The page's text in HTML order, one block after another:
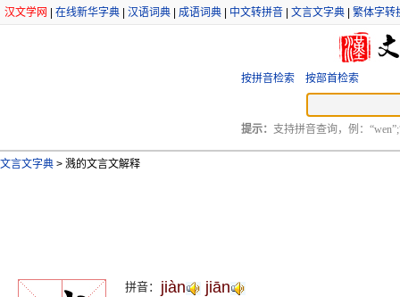
汉文学网 在线新华字典 汉语词典 成语词典 中文转拼音 文言文字典 繁体字转
按拼音检索 按部首检索
提示： 支持拼音查询，例：
文言文字典 > 溅的文言文解释
拼音： jiàn jiān